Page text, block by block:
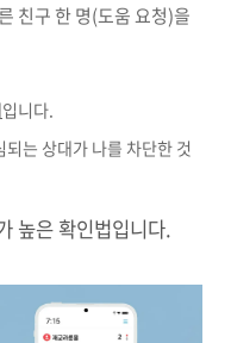
친구 한 명(도움 요청)을
입니다.
는 상대가 나를 차단한 것
높은 확인법입니다.